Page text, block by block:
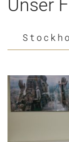
Unser